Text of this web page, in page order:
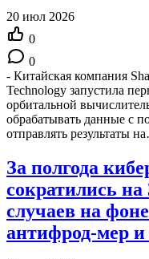
20 июл 2026
0
0
- Китайская компания
Technology запустила
орбитальной
обрабатывать данные с
отправлять результаты
За полгода
сократились
случаев на
антифрод‑мер и